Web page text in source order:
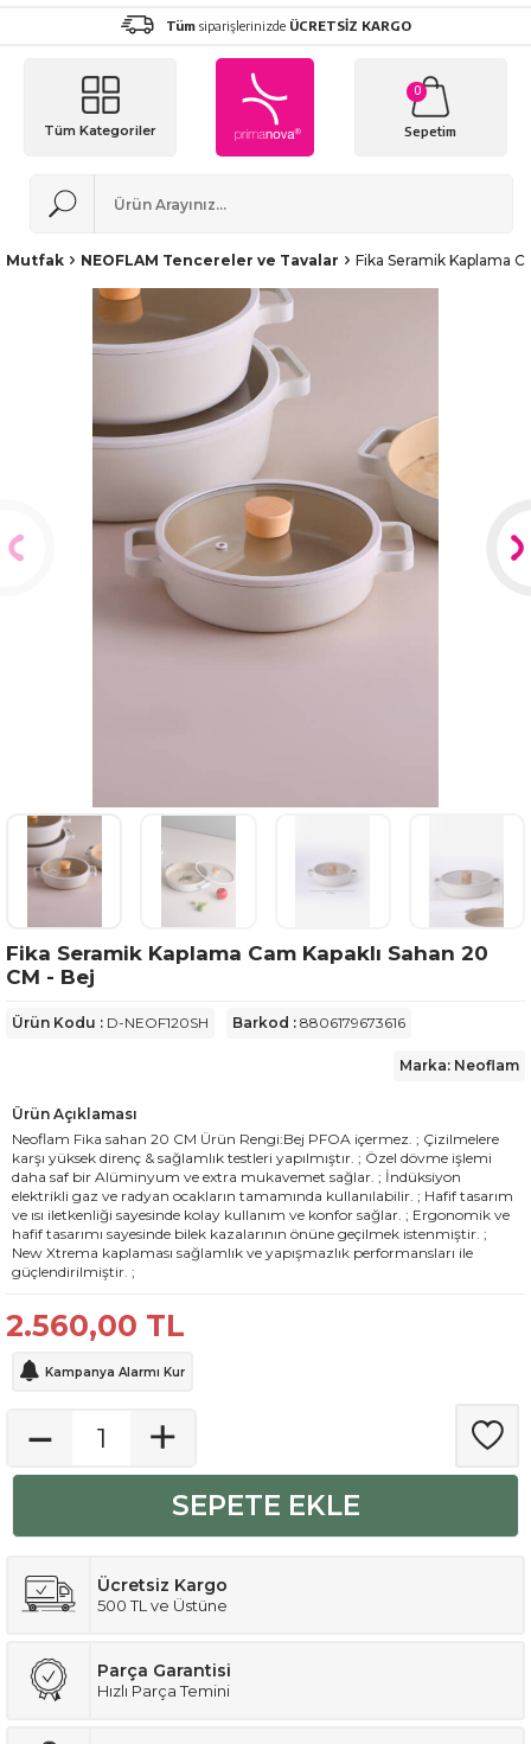
Tüm siparişlerinizde ÜCRETSİZ KARGO
Tüm Kategoriler
0
Sepetim
Mutfak NEOFLAM Tencereler ve Tavalar Fika Seramik Kaplama
Fika Seramik Kaplama Cam Kapaklı Sahan 20
CM - Bej
Ürün Kodu : D-NEOF120SH Barkod : 8806179673616
Marka: Neoflam
Ürün Açıklaması
Neoflam Fika sahan 20 CM Ürün Rengi:Bej PFOA içermez. ; Çizilmelere
karşı yüksek direnç & sağlamlık testleri yapılmıştır. ; Özel dövme işlemi
daha saf bir Alüminyum ve extra mukavemet sağlar. ; İndüksiyon
elektrikli gaz ve radyan ocakların tamamında kullanılabilir. ; Hafif tasarım
ve ısı iletkenliği sayesinde kolay kullanım ve konfor sağlar. ; Ergonomik ve
hafif tasarımı sayesinde bilek kazalarının önüne geçilmek istenmiştir. ;
New Xtrema kaplaması sağlamlık ve yapışmazlık performansları ile
güçlendirilmiştir. ;
2.560,00 TL
Kampanya Alarmı Kur
SEPETE EKLE
Ücretsiz Kargo
500 TL ve Üstüne
Parça Garantisi
Hızlı Parça Temini